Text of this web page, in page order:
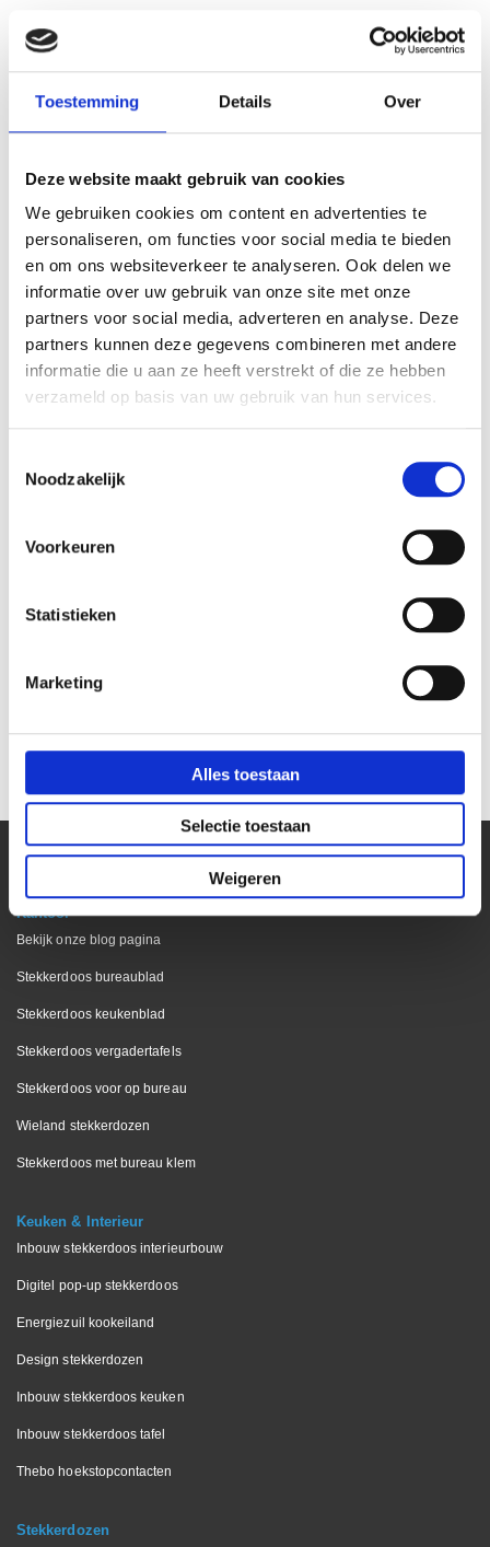
Toestemming Details Over
Deze website maakt gebruik van cookies
We gebruiken cookies om content en advertenties te
personaliseren, om functies voor social media te bieden
en om ons websiteverkeer te analyseren. Ook delen we
informatie over uw gebruik van onze site met onze
partners voor social media, adverteren en analyse. Deze
partners kunnen deze gegevens combineren met andere
informatie die u aan ze heeft verstrekt of die ze hebben
verzameld op basis van uw gebruik van hun services.
Noodzakelijk
Voorkeuren
Statistieken
Marketing
Alles toestaan
Selectie toestaan
Weigeren
Stekkerdoos 6 voudig
Bachmann zwart 3m netsnoer
monteerbaar
Stekkerdoos 6 voudig
stopcontact zwart 5m
netsnoer monteerbaar
VERGELIJKBARE PRODUCTEN
Stekkerdoos 3-voudig wit
€ 11,50
Stekkerdoos 6-voudig met
€ 10,89
Kantoor
Bekijk onze blog pagina
Stekkerdoos bureaublad
Stekkerdoos keukenblad
Stekkerdoos vergadertafels
Stekkerdoos voor op bureau
Wieland stekkerdozen
Stekkerdoos met bureau klem
Keuken & Interieur
Inbouw stekkerdoos interieurbouw
Digitel pop-up stekkerdoos
Energiezuil kookeiland
Design stekkerdozen
Inbouw stekkerdoos keuken
Inbouw stekkerdoos tafel
Thebo hoekstopcontacten
Stekkerdozen